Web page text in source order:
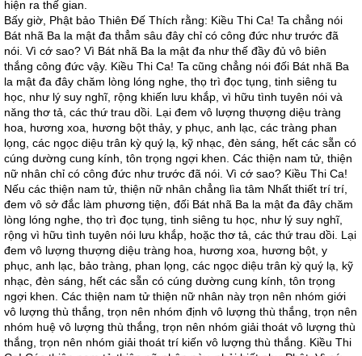
hiện ra thế gian.
Bấy giờ, Phật bảo Thiên Đế Thích rằng: Kiều Thi Ca! Ta chẳng nói
Bát nhã Ba la mật đa thẳm sâu đây chỉ có công đức như trước đã
nói. Vì cớ sao? Vì Bát nhã Ba la mật đa như thế đầy đủ vô biên
thắng công đức vậy. Kiều Thi Ca! Ta cũng chẳng nói đối Bát nhã Ba
la mật đa đây chăm lòng lóng nghe, thọ trì đọc tụng, tinh siêng tu
học, như lý suy nghĩ, rộng khiến lưu khắp, vì hữu tình tuyên nói và
năng thơ tả, các thứ trau dồi. Lại đem vô lượng thượng diệu tràng
hoa, hương xoa, hương bột thảy, y phục, anh lạc, các tràng phan
lọng, các ngọc diệu trân kỳ quý lạ, kỹ nhạc, đèn sáng, hết các sẵn có
cúng dường cung kính, tôn trọng ngợi khen. Các thiện nam tử, thiện
nữ nhân chỉ có công đức như trước đã nói. Vì cớ sao? Kiều Thi Ca!
Nếu các thiện nam tử, thiện nữ nhân chẳng lìa tâm Nhất thiết trí trí,
đem vô sở đắc làm phương tiện, đối Bát nhã Ba la mật đa đây chăm
lòng lóng nghe, thọ trì đọc tụng, tinh siêng tu học, như lý suy nghĩ,
rộng vì hữu tình tuyên nói lưu khắp, hoặc thơ tả, các thứ trau dồi. Lại
đem vô lượng thượng diệu tràng hoa, hương xoa, hương bột, y
phục, anh lạc, bảo tràng, phan lọng, các ngọc diệu trân kỳ quý lạ, kỹ
nhạc, đèn sáng, hết các sẵn có cúng dường cung kính, tôn trọng
ngợi khen. Các thiện nam tử thiện nữ nhân này trọn nên nhóm giới
vô lượng thù thắng, trọn nên nhóm định vô lượng thù thắng, trọn nên
nhóm huệ vô lượng thù thắng, trọn nên nhóm giải thoát vô lượng thù
thắng, trọn nên nhóm giải thoát trí kiến vô lượng thù thắng. Kiều Thi